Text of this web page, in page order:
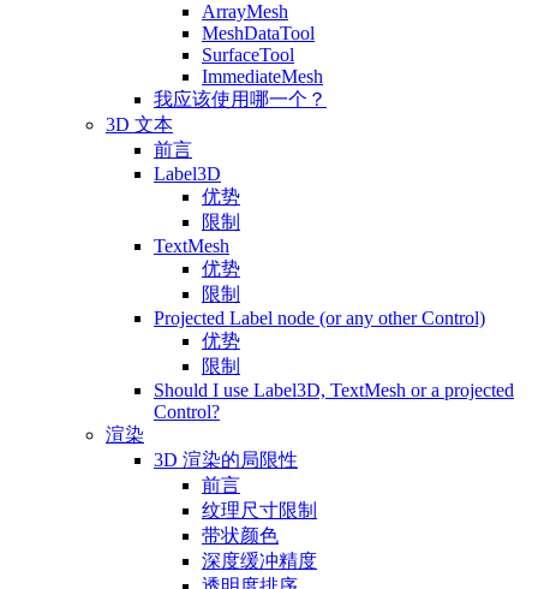
ArrayMesh
MeshDataTool
SurfaceTool
ImmediateMesh
我应该使用哪一个？
3D 文本
前言
Label3D
优势
限制
TextMesh
优势
限制
Projected Label node (or any other Control)
优势
限制
Should I use Label3D, TextMesh or a projected
Control?
渲染
3D 渲染的局限性
前言
纹理尺寸限制
带状颜色
深度缓冲精度